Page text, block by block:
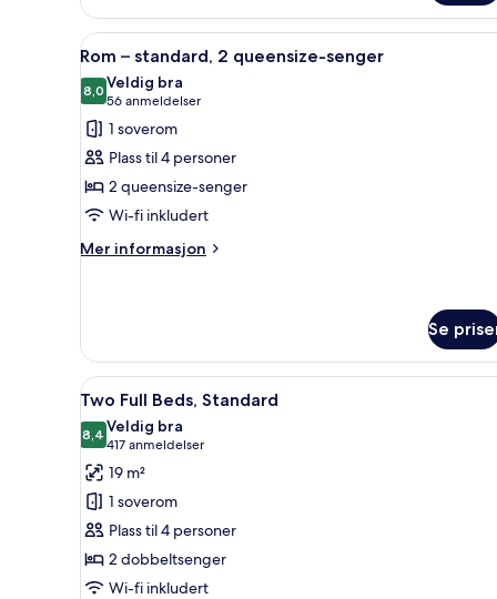
Queen
Bed,
Accessible
Åpne
alle
bildene
av
Rom
–
standard,
2
queensize-
Safe på rommet, strykejern/-
4
Rom – standard, 2 queensize-senger
8,08,0 av 10
Veldig bra
56 anmeldelser
(56
anmeldelser)
1 soverom
Plass til 4 personer
2 queensize-senger
Wi-fi inkludert
Mer informasjon
Mer
standard,
queensize-
senger
Se
Åpne
alle
bildene
av
Two
Full
Beds,
Standard
Two Full Beds, Standard |
11
Two Full Beds, Standard
8,48,4 av 10
Veldig bra
417 anmeldelser
(417
anmeldelser)
19 m²
1 soverom
Plass til 4 personer
2 dobbeltsenger
Wi-fi inkludert